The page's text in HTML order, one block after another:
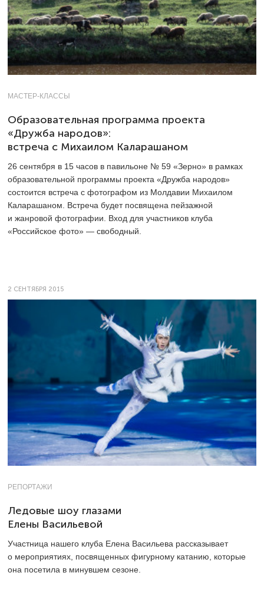
МАСТЕР-КЛАССЫ
Образовательная программа проекта
«Дружба народов»:
встреча с Михаилом Каларашаном
26 сентября в 15 часов в павильоне № 59 «Зерно» в рамках
образовательной программы проекта «Дружба народов»
состоится встреча с фотографом из Молдавии Михаилом
Каларашаном. Встреча будет посвящена пейзажной
и жанровой фотографии. Вход для участников клуба
«Российское фото» — свободный.
2 СЕНТЯБРЯ 2015
РЕПОРТАЖИ
Ледовые шоу глазами
Елены Васильевой
Участница нашего клуба Елена Васильева рассказывает
о мероприятиях, посвященных фигурному катанию, которые
она посетила в минувшем сезоне.